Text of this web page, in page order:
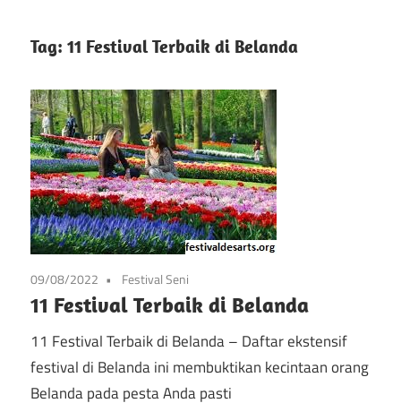
Situs
Festival
Pameran
Kesenian
Prancis
festival
kesenian
di
prancis
mulai
dari
seni,
musik,
festival
lainnya
Tag: 11 Festival Terbaik di Belanda
09/08/2022 Festival Seni
11 Festival Terbaik di Belanda
11 Festival Terbaik di Belanda – Daftar ekstensif
festival di Belanda ini membuktikan kecintaan orang
Belanda pada pesta Anda pasti